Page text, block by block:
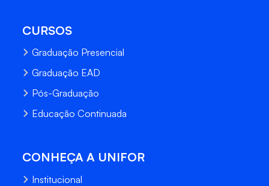
CURSOS
Graduação Presencial
Graduação EAD
Pós-Graduação
Educação Continuada
CONHEÇA A UNIFOR
Institucional